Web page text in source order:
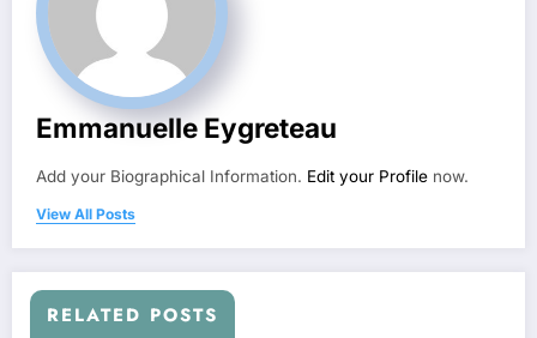
Emmanuelle Eygreteau
Add your Biographical Information. Edit your Profile now.
View All Posts
RELATED POSTS